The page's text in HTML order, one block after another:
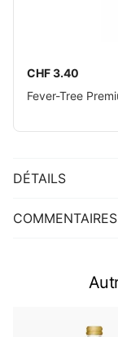
CHF 3.40
Fever-Tree
DÉTAILS